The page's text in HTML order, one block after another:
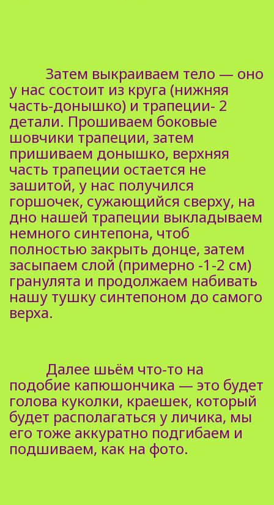
Затем выкраиваем тело — оно
у нас состоит из круга (нижняя
часть-донышко) и трапеции- 2
детали. Прошиваем боковые
шовчики трапеции, затем
пришиваем донышко, верхняя
часть трапеции остается не
зашитой, у нас получился
горшочек, сужающийся сверху, на
дно нашей трапеции выкладываем
немного синтепона, чтоб
полностью закрыть донце, затем
засыпаем слой (примерно -1-2 см)
гранулята и продолжаем набивать
нашу тушку синтепоном до самого
верха.
Далее шьём что-то на
подобие капюшончика — это будет
голова куколки, краешек, который
будет располагаться у личика, мы
его тоже аккуратно подгибаем и
подшиваем, как на фото.